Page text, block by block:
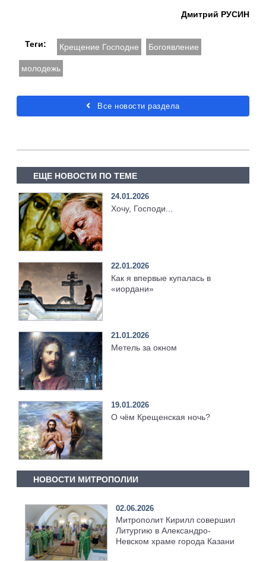
Дмитрий РУСИН
Теги: Крещение Господне Богоявление
молодежь
Все новости раздела
ЕЩЕ НОВОСТИ ПО ТЕМЕ
24.01.2026
Хочу, Господи...
22.01.2026
Как я впервые купалась в
«иордани»
21.01.2026
Метель за окном
19.01.2026
О чём Крещенская ночь?
НОВОСТИ МИТРОПОЛИИ
02.06.2026
Митрополит Кирилл совершил
Литургию в Александро-
Невском храме города Казани